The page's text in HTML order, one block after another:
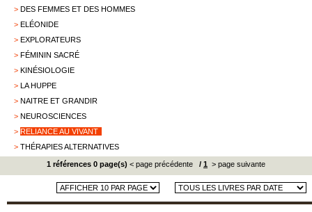
> DES FEMMES ET DES HOMMES
> ELÉONIDE
> EXPLORATEURS
> FÉMININ SACRÉ
> KINÉSIOLOGIE
> LA HUPPE
> NAITRE ET GRANDIR
> NEUROSCIENCES
> RELIANCE AU VIVANT
> THÉRAPIES ALTERNATIVES
1 références 0 page(s) < page précédente / 1 > page suivante